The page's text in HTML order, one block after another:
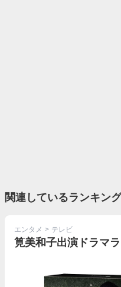
関連しているランキング
エンタメ > テレビ
筧美和子出演ドラマ